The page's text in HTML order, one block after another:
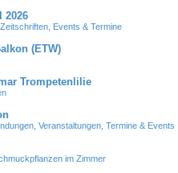
2026
Events & Termine
(ETW)
Trompetenlilie
Veranstaltungen, Termine & Events
im Zimmer